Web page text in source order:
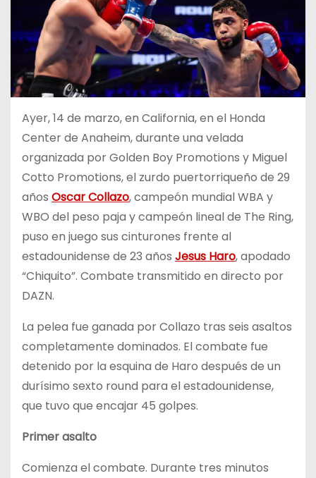
Ayer, 14 de marzo, en California, en el Honda
Center de Anaheim, durante una velada
organizada por Golden Boy Promotions y Miguel
Cotto Promotions, el zurdo puertorriqueño de 29
años Oscar Collazo, campeón mundial WBA y
WBO del peso paja y campeón lineal de The Ring,
puso en juego sus cinturones frente al
estadounidense de 23 años Jesus Haro, apodado
“Chiquito”. Combate transmitido en directo por
DAZN.
La pelea fue ganada por Collazo tras seis asaltos
completamente dominados. El combate fue
detenido por la esquina de Haro después de un
durísimo sexto round para el estadounidense,
que tuvo que encajar 45 golpes.
Primer asalto
Comienza el combate. Durante tres minutos